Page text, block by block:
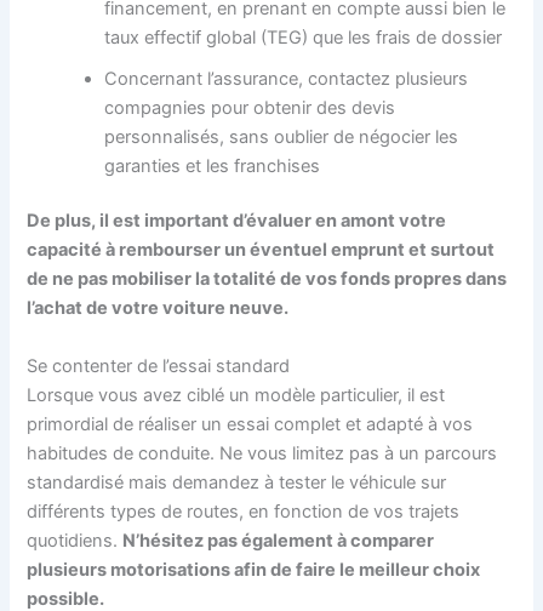
financement, en prenant en compte aussi bien le
taux effectif global (TEG) que les frais de dossier
Concernant l’assurance, contactez plusieurs
compagnies pour obtenir des devis
personnalisés, sans oublier de négocier les
garanties et les franchises
De plus, il est important d’évaluer en amont votre
capacité à rembourser un éventuel emprunt et surtout
de ne pas mobiliser la totalité de vos fonds propres dans
l’achat de votre voiture neuve.
Se contenter de l’essai standard
Lorsque vous avez ciblé un modèle particulier, il est
primordial de réaliser un essai complet et adapté à vos
habitudes de conduite. Ne vous limitez pas à un parcours
standardisé mais demandez à tester le véhicule sur
différents types de routes, en fonction de vos trajets
quotidiens. N’hésitez pas également à comparer
plusieurs motorisations afin de faire le meilleur choix
possible.